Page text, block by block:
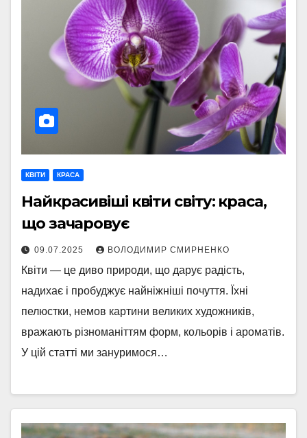
КВІТИ КРАСА
Найкрасивіші квіти світу: краса,
що зачаровує
09.07.2025 ВОЛОДИМИР СМИРНЕНКО
Квіти — це диво природи, що дарує радість,
надихає і пробуджує найніжніші почуття. Їхні
пелюстки, немов картини великих художників,
вражають різноманіттям форм, кольорів і ароматів.
У цій статті ми зануримося…